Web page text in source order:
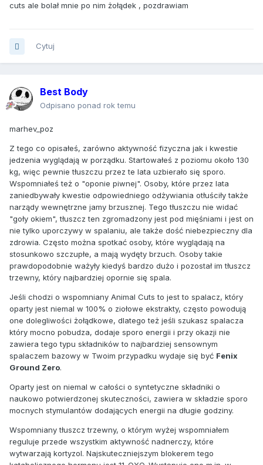
cuts ale bolał mnie po nim żołądek , pozdrawiam
Cytuj
Best Body
Odpisano ponad rok temu
marhev_poz
Z tego co opisałeś, zarówno aktywność fizyczna jak i kwestie
jedzenia wyglądają w porządku. Startowałeś z poziomu około 130
kg, więc pewnie tłuszczu przez te lata uzbierało się sporo.
Wspomniałeś też o "oponie piwnej". Osoby, które przez lata
zaniedbywały kwestie odpowiedniego odżywiania otłuściły także
narządy wewnętrzne jamy brzusznej. Tego tłuszczu nie widać
"goły okiem", tłuszcz ten zgromadzony jest pod mięśniami i jest on
nie tylko uporczywy w spalaniu, ale także dość niebezpieczny dla
zdrowia. Często można spotkać osoby, które wyglądają na
stosunkowo szczupłe, a mają wydęty brzuch. Osoby takie
prawdopodobnie ważyły kiedyś bardzo dużo i pozostał im tłuszcz
trzewny, który najbardziej opornie się spala.
Jeśli chodzi o wspomniany Animal Cuts to jest to spalacz, który
oparty jest niemal w 100% o ziołowe ekstrakty, często powodują
one dolegliwości żołądkowe, dlatego też jeśli szukasz spalacza
który mocno pobudza, dodaje sporo energii i przy okazji nie
zawiera tego typu składników to najbardziej sensownym
spalaczem bazowy w Twoim przypadku wydaje się być Fenix
Ground Zero.
Oparty jest on niemal w całości o syntetyczne składniki o
naukowo potwierdzonej skuteczności, zawiera w składzie sporo
mocnych stymulantów dodających energii na długie godziny.
Wspomniany tłuszcz trzewny, o którym wyżej wspomniałem
reguluje przede wszystkim aktywność nadnerczy, które
wytwarzają kortyzol. Najskuteczniejszym blokerem tego